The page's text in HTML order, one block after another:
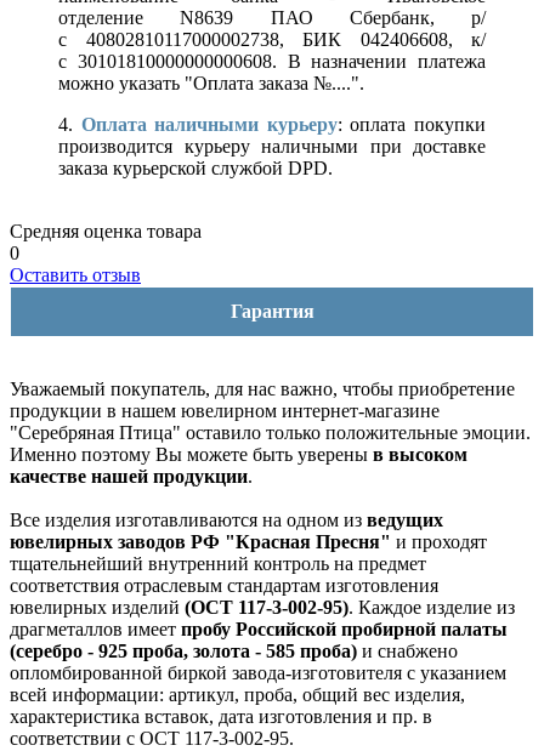
отделение N8639 ПАО Сбербанк, р/
с 40802810117000002738, БИК 042406608, к/
с 30101810000000000608. В назначении платежа
можно указать "Оплата заказа №....".
4. Оплата наличными курьеру: оплата покупки
производится курьеру наличными при доставке
заказа курьерской службой DPD.
Средняя оценка товара
0
Оставить отзыв
Гарантия
Уважаемый покупатель, для нас важно, чтобы приобретение
продукции в нашем ювелирном интернет-магазине
"Серебряная Птица" оставило только положительные эмоции.
Именно поэтому Вы можете быть уверены в высоком
качестве нашей продукции.
Все изделия изготавливаются на одном из ведущих
ювелирных заводов РФ "Красная Пресня" и проходят
тщательнейший внутренний контроль на предмет
соответствия отраслевым стандартам изготовления
ювелирных изделий (ОСТ 117-3-002-95). Каждое изделие из
драгметаллов имеет пробу Российской пробирной палаты
(серебро - 925 проба, золота - 585 проба) и снабжено
опломбированной биркой завода-изготовителя с указанием
всей информации: артикул, проба, общий вес изделия,
характеристика вставок, дата изготовления и пр. в
соответствии с ОСТ 117-3-002-95.